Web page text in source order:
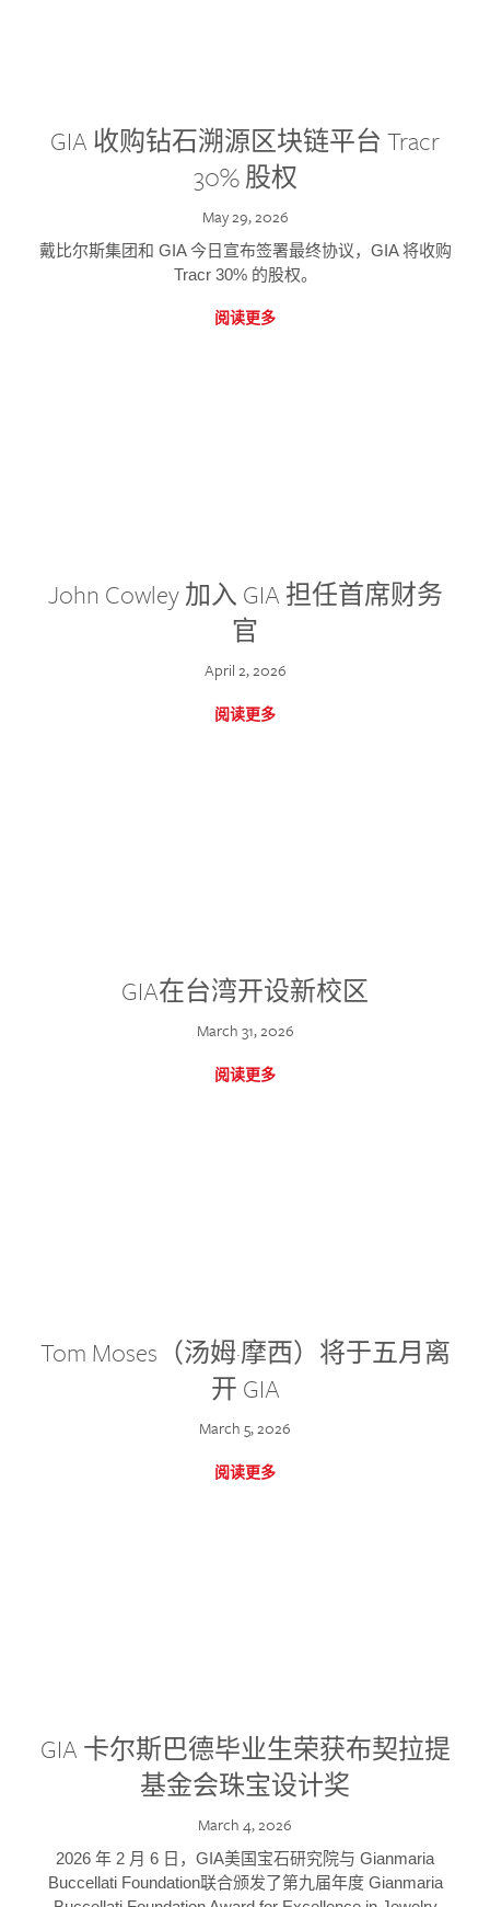
GIA 收购钻石溯源区块链平台 Tracr
30% 股权
May 29, 2026
戴比尔斯集团和 GIA 今日宣布签署最终协议，GIA 将收购
Tracr 30% 的股权。
阅读更多
John Cowley 加入 GIA 担任首席财务
官
April 2, 2026
阅读更多
GIA在台湾开设新校区
March 31, 2026
阅读更多
Tom Moses（汤姆·摩西）将于五月离
开 GIA
March 5, 2026
阅读更多
GIA 卡尔斯巴德毕业生荣获布契拉提
基金会珠宝设计奖
March 4, 2026
2026 年 2 月 6 日，GIA美国宝石研究院与 Gianmaria
Buccellati Foundation联合颁发了第九届年度 Gianmaria